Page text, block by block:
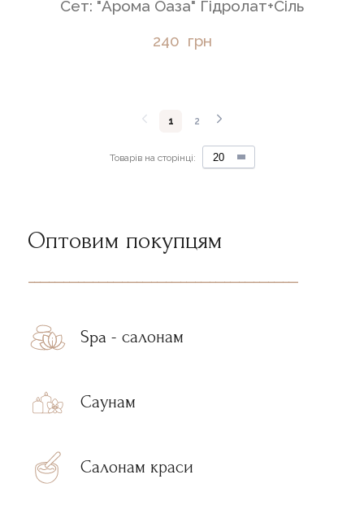
Сет: "Арома Оаза" Гідролат+Сіль
240  грн
Товарів на сторінці:
1 2
Оптовим покупцям
--------------------------------------------------------------------------------------------
Spa - салонам
Саунам
Салонам краси